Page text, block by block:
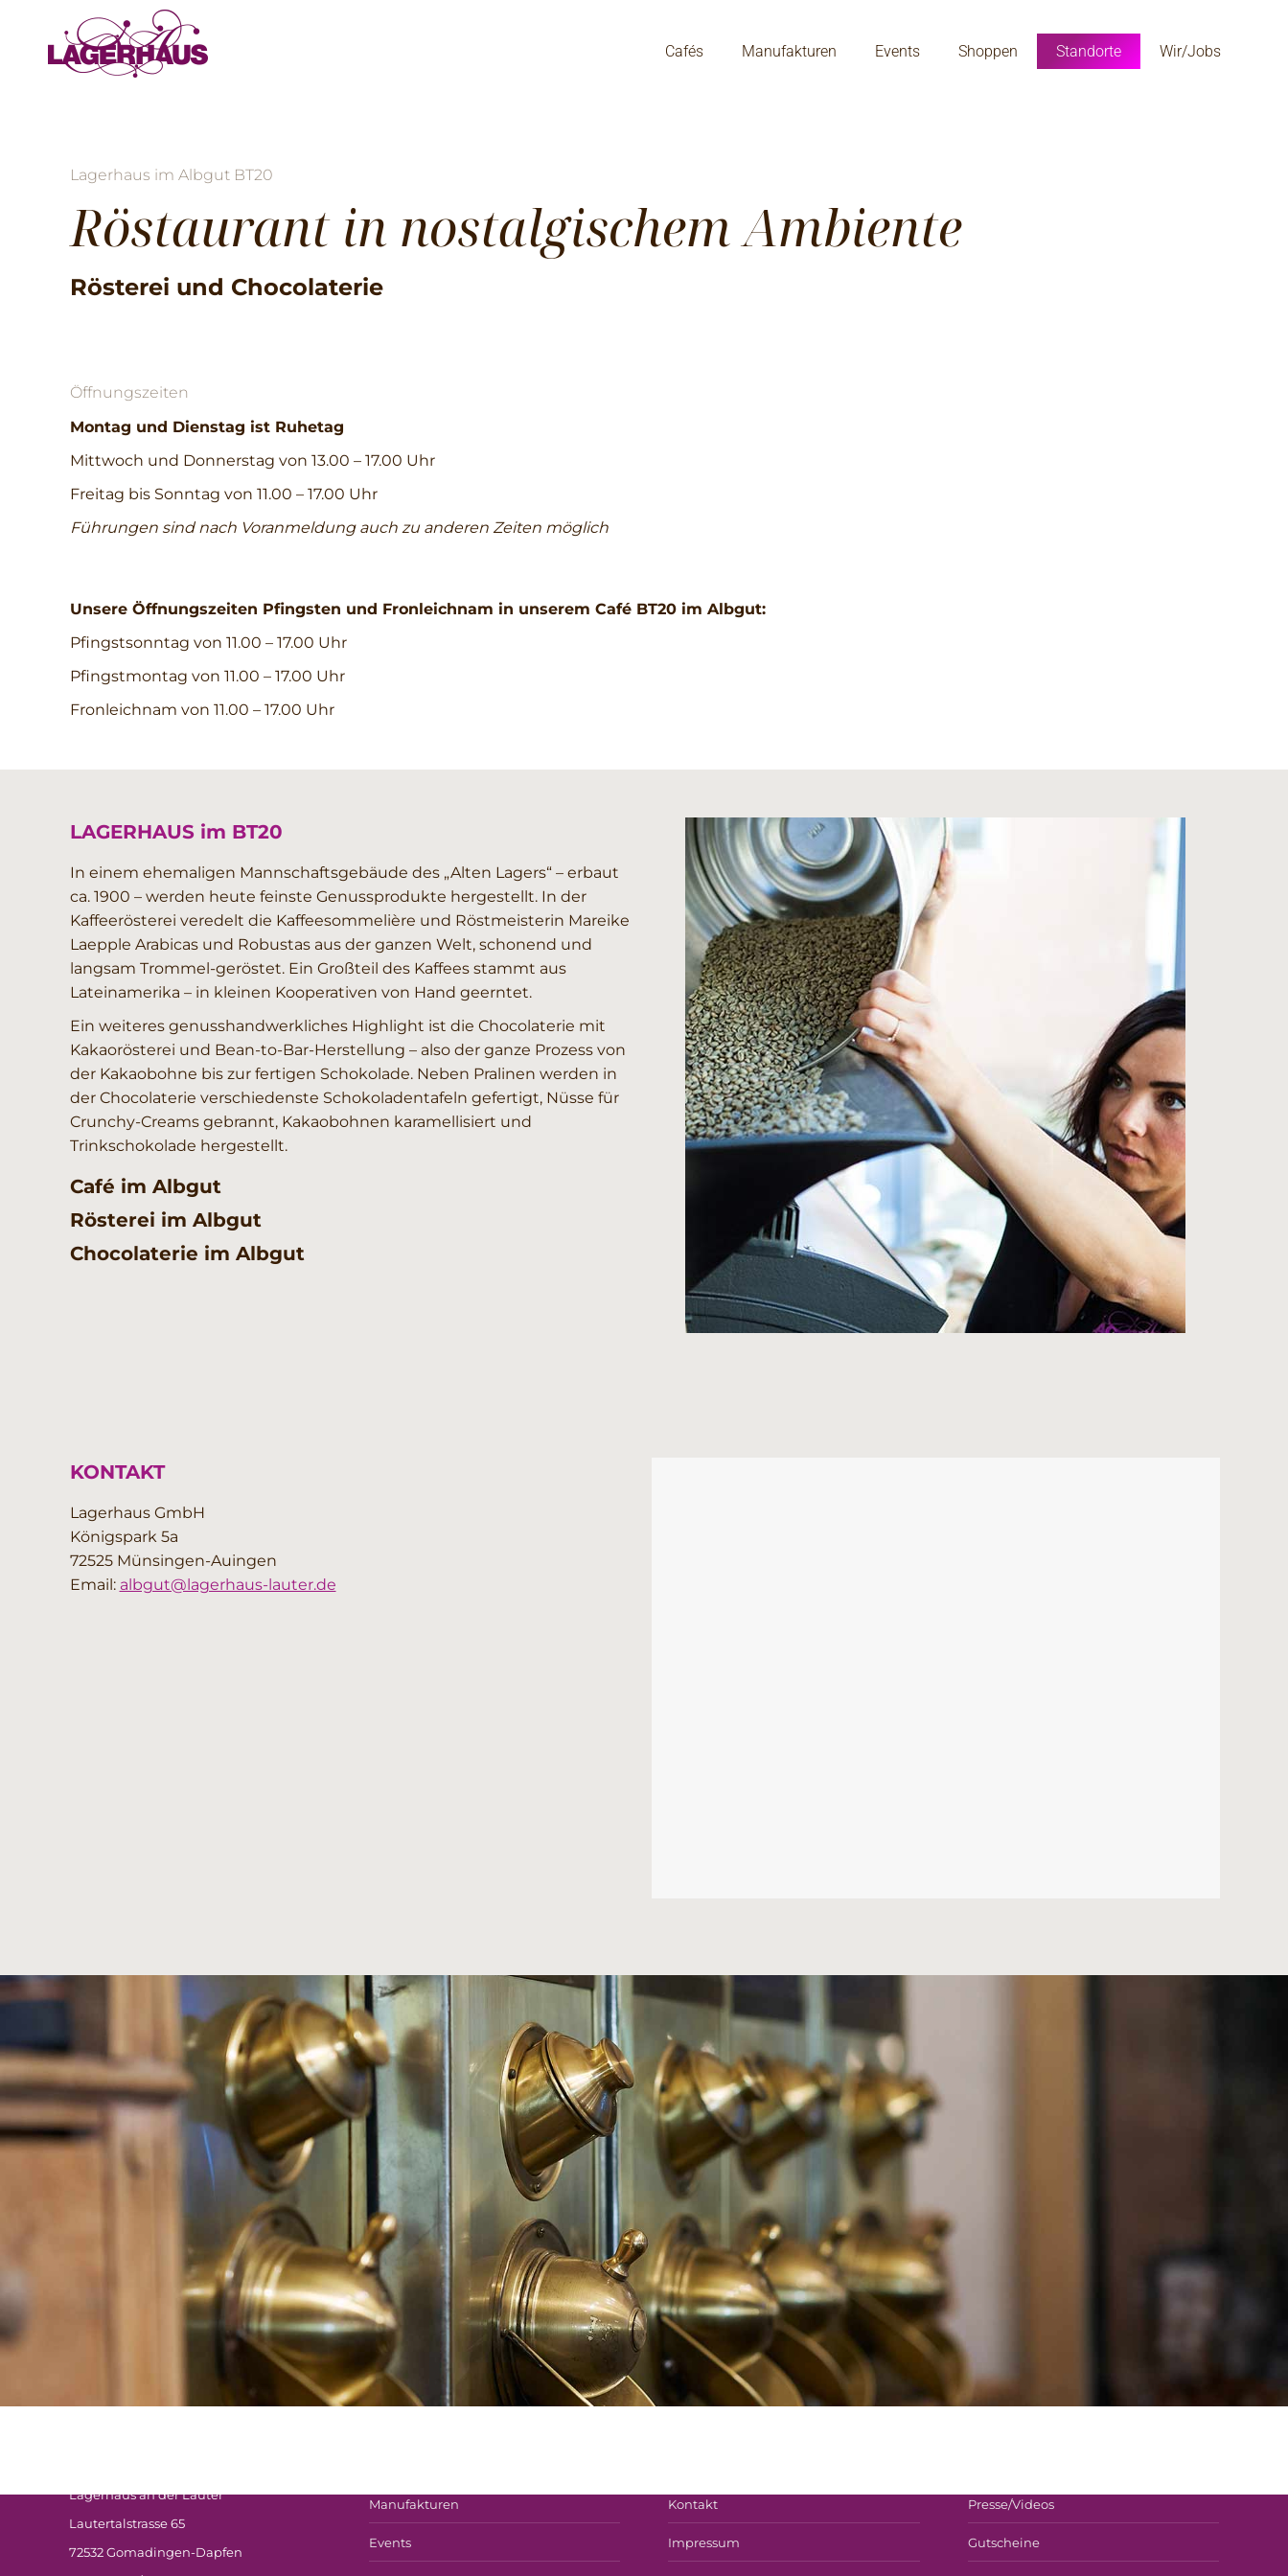
Cafés Manufakturen Events Shoppen Standorte Wir/Jobs
Lagerhaus im Albgut BT20
Röstaurant in nostalgischem Ambiente
Rösterei und Chocolaterie
Öffnungszeiten
Montag und Dienstag ist Ruhetag
Mittwoch und Donnerstag von 13.00 – 17.00 Uhr
Freitag bis Sonntag von 11.00 – 17.00 Uhr
Führungen sind nach Voranmeldung auch zu anderen Zeiten möglich
Unsere Öffnungszeiten Pfingsten und Fronleichnam in unserem Café BT20 im Albgut:
Pfingstsonntag von 11.00 – 17.00 Uhr
Pfingstmontag von 11.00 – 17.00 Uhr
Fronleichnam von 11.00 – 17.00 Uhr
LAGERHAUS im BT20
In einem ehemaligen Mannschaftsgebäude des „Alten Lagers“ – erbaut
ca. 1900 – werden heute feinste Genussprodukte hergestellt. In der
Kaffeerösterei veredelt die Kaffeesommelière und Röstmeisterin Mareike
Laepple Arabicas und Robustas aus der ganzen Welt, schonend und
langsam Trommel-geröstet. Ein Großteil des Kaffees stammt aus
Lateinamerika – in kleinen Kooperativen von Hand geerntet.
Ein weiteres genusshandwerkliches Highlight ist die Chocolaterie mit
Kakaorösterei und Bean-to-Bar-Herstellung – also der ganze Prozess von
der Kakaobohne bis zur fertigen Schokolade. Neben Pralinen werden in
der Chocolaterie verschiedenste Schokoladentafeln gefertigt, Nüsse für
Crunchy-Creams gebrannt, Kakaobohnen karamellisiert und
Trinkschokolade hergestellt.
Café im Albgut
Rösterei im Albgut
Chocolaterie im Albgut
KONTAKT
Lagerhaus GmbH
Königspark 5a
72525 Münsingen-Auingen
Email: albgut@lagerhaus-lauter.de
Lagerhaus an der Lauter
Lautertalstrasse 65
72532 Gomadingen-Dapfen
Manufakturen
Events
Kontakt
Impressum
Presse/Videos
Gutscheine